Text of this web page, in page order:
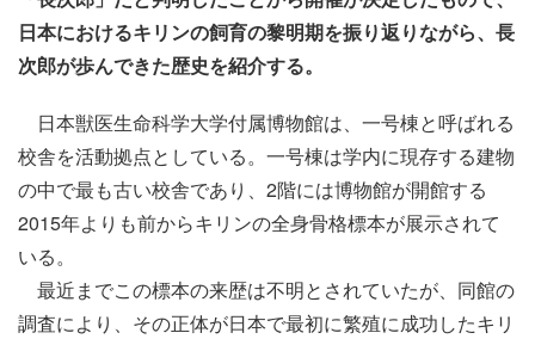
日本におけるキリンの飼育の黎明期を振り返りながら、長
次郎が歩んできた歴史を紹介する。
日本獣医生命科学大学付属博物館は、一号棟と呼ばれる
校舎を活動拠点としている。一号棟は学内に現存する建物
の中で最も古い校舎であり、2階には博物館が開館する
2015年よりも前からキリンの全身骨格標本が展示されて
いる。
最近までこの標本の来歴は不明とされていたが、同館の
調査により、その正体が日本で最初に繁殖に成功したキリ